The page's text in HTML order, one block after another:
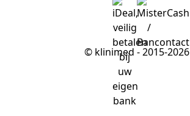
© klinimed - 2015-2026